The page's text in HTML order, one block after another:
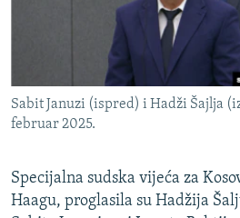
VIŠE OD NASLOVA
GENOCID U SREBRENICI
POPLAVE I KLIZIŠTA U BIH 2024.
POST SCRIPTUM
MOJA EVROPA
Sabit Januzi (ispred) i Hadži Šajlja
februar 2025.
Specijalna sudska vijeća za
Haagu, proglasila su Hadžija